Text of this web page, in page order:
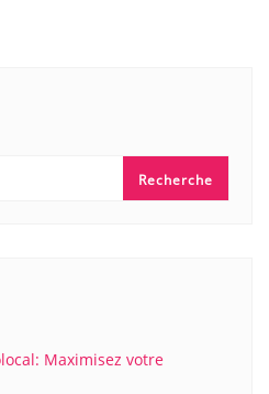
Recherche
Maximisez votre